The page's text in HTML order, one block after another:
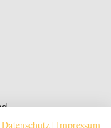
Datenschutz | Impressum